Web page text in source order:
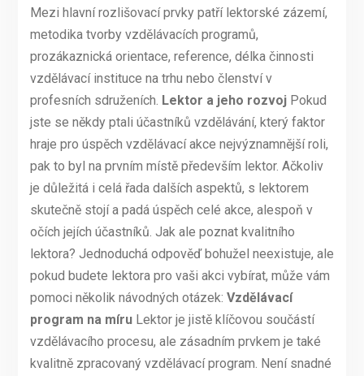
Mezi hlavní rozlišovací prvky patří lektorské zázemí,
metodika tvorby vzdělávacích programů,
prozákaznická orientace, reference, délka činnosti
vzdělávací instituce na trhu nebo členství v
profesních sdruženích. Lektor a jeho rozvojPokud
jste se někdy ptali účastníků vzdělávání, který faktor
hraje pro úspěch vzdělávací akce nejvýznamnější roli,
pak to byl na prvním místě především lektor. Ačkoliv
je důležitá i celá řada dalších aspektů, s lektorem
skutečně stojí a padá úspěch celé akce, alespoň v
očích jejích účastníků. Jak ale poznat kvalitního
lektora? Jednoduchá odpověď bohužel neexistuje, ale
pokud budete lektora pro vaši akci vybírat, může vám
pomoci několik návodných otázek: Vzdělávací
program na míruLektor je jistě klíčovou součástí
vzdělávacího procesu, ale zásadním prvkem je také
kvalitně zpracovaný vzdělávací program. Není snadné